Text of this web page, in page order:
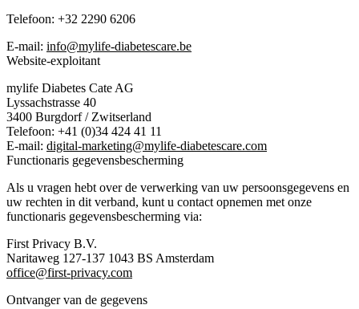
Telefoon: +32 2290 6206
E-mail: info@mylife-diabetescare.be
Website-exploitant
mylife Diabetes Cate AG
Lyssachstrasse 40
3400 Burgdorf / Zwitserland
Telefoon: +41 (0)34 424 41 11
E-mail: digital-marketing@mylife-diabetescare.com
Functionaris gegevensbescherming
Als u vragen hebt over de verwerking van uw persoonsgegevens en
uw rechten in dit verband, kunt u contact opnemen met onze
functionaris gegevensbescherming via:
First Privacy B.V.
Naritaweg 127-137 1043 BS Amsterdam
office@first-privacy.com
Ontvanger van de gegevens